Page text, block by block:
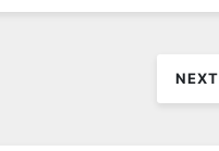
NEXT